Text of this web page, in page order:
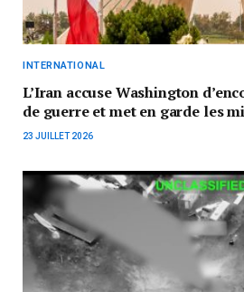
INTERNATIONAL
L’Iran accuse Washington
de guerre et met en garde les
23 JUILLET 2026